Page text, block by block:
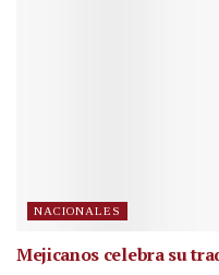
NACIONALES
Mejicanos celebra su